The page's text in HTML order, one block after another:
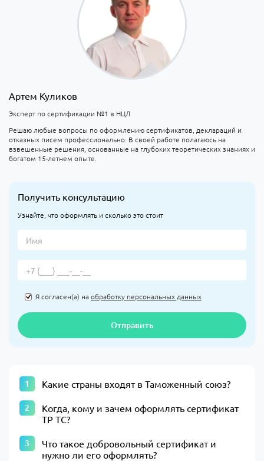
Артем Куликов
Эксперт по сертификации №1 в НЦЛ
Решаю любые вопросы по оформлению сертификатов, деклараций и
отказных писем профессионально. В своей работе полагаюсь на
взвешенные решения, основанные на глубоких теоретических знаниях и
богатом 15-летнем опыте.
Получить консультацию
Узнайте, что оформлять и сколько это стоит
Я согласен(а) наобработку персональных данных
Отправить
Какие страны входят в Таможенный союз?
Когда, кому и зачем оформлять сертификат
ТР ТС?
Что такое добровольный сертификат и
нужно ли его оформлять?